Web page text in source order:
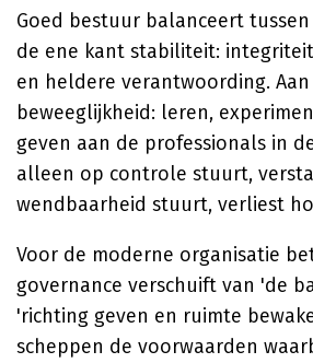
Goed bestuur balanceert
de ene kant stabiliteit:
en heldere verantwoording.
beweeglijkheid: leren,
geven aan de professionals in
alleen op controle stuurt,
wendbaarheid stuurt, verliest
Voor de moderne organisatie
governance verschuift van 'de
'richting geven en ruimte
scheppen de voorwaarden